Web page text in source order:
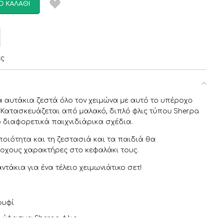
ΚΑΛΆΘΙ
αυτάκια ζεστά όλο τον χειμώνα με αυτό το υπέροχο
από μαλακό, διπλό φλις τύπου Sherpa
παιχνιδιάρικα σχέδια.
και τη ζεστασιά και τα παιδιά θα
χαρακτήρες στο κεφαλάκι τους.
για ένα τέλειο χειμωνιάτικο σετ!
ύφασμα Sherpa φλις